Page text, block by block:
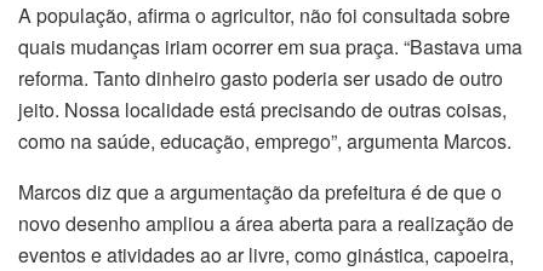
A população, afirma o agricultor, não foi consultada sobre
quais mudanças iriam ocorrer em sua praça. “Bastava uma
reforma. Tanto dinheiro gasto poderia ser usado de outro
jeito. Nossa localidade está precisando de outras coisas,
como na saúde, educação, emprego”, argumenta Marcos.
Marcos diz que a argumentação da prefeitura é de que o
novo desenho ampliou a área aberta para a realização de
eventos e atividades ao ar livre, como ginástica, capoeira,